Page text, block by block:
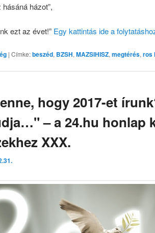
házot”,
ezt az évet!” Egy kattintás ide a
| Címke:beszéd, BZSH, MAZSIHISZ, megtérés, ros
hogy 2017-et
– a 24.hu honlap
XXX.